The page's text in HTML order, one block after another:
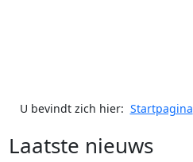
U bevindt zich hier: Startpagina
Laatste nieuws